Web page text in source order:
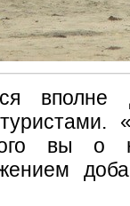
вполне
вы о